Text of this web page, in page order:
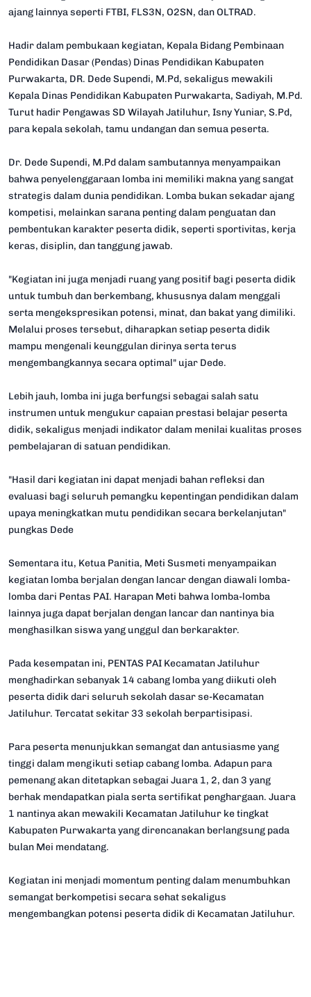
ajang lainnya seperti FTBI, FLS3N, O2SN, dan OLTRAD.
Hadir dalam pembukaan kegiatan, Kepala Bidang Pembinaan
Pendidikan Dasar (Pendas) Dinas Pendidikan Kabupaten
Purwakarta, DR. Dede Supendi, M.Pd, sekaligus mewakili
Kepala Dinas Pendidikan Kabupaten Purwakarta, Sadiyah, M.Pd.
Turut hadir Pengawas SD Wilayah Jatiluhur, Isny Yuniar, S.Pd,
para kepala sekolah, tamu undangan dan semua peserta.
Dr. Dede Supendi, M.Pd dalam sambutannya menyampaikan
bahwa penyelenggaraan lomba ini memiliki makna yang sangat
strategis dalam dunia pendidikan. Lomba bukan sekadar ajang
kompetisi, melainkan sarana penting dalam penguatan dan
pembentukan karakter peserta didik, seperti sportivitas, kerja
keras, disiplin, dan tanggung jawab.
"Kegiatan ini juga menjadi ruang yang positif bagi peserta didik
untuk tumbuh dan berkembang, khususnya dalam menggali
serta mengekspresikan potensi, minat, dan bakat yang dimiliki.
Melalui proses tersebut, diharapkan setiap peserta didik
mampu mengenali keunggulan dirinya serta terus
mengembangkannya secara optimal" ujar Dede.
Lebih jauh, lomba ini juga berfungsi sebagai salah satu
instrumen untuk mengukur capaian prestasi belajar peserta
didik, sekaligus menjadi indikator dalam menilai kualitas proses
pembelajaran di satuan pendidikan.
"Hasil dari kegiatan ini dapat menjadi bahan refleksi dan
evaluasi bagi seluruh pemangku kepentingan pendidikan dalam
upaya meningkatkan mutu pendidikan secara berkelanjutan"
pungkas Dede
Sementara itu, Ketua Panitia, Meti Susmeti menyampaikan
kegiatan lomba berjalan dengan lancar dengan diawali lomba-
lomba dari Pentas PAI. Harapan Meti bahwa lomba-lomba
lainnya juga dapat berjalan dengan lancar dan nantinya bia
menghasilkan siswa yang unggul dan berkarakter.
Pada kesempatan ini, PENTAS PAI Kecamatan Jatiluhur
menghadirkan sebanyak 14 cabang lomba yang diikuti oleh
peserta didik dari seluruh sekolah dasar se-Kecamatan
Jatiluhur. Tercatat sekitar 33 sekolah berpartisipasi.
Para peserta menunjukkan semangat dan antusiasme yang
tinggi dalam mengikuti setiap cabang lomba. Adapun para
pemenang akan ditetapkan sebagai Juara 1, 2, dan 3 yang
berhak mendapatkan piala serta sertifikat penghargaan. Juara
1 nantinya akan mewakili Kecamatan Jatiluhur ke tingkat
Kabupaten Purwakarta yang direncanakan berlangsung pada
bulan Mei mendatang.
Kegiatan ini menjadi momentum penting dalam menumbuhkan
semangat berkompetisi secara sehat sekaligus
mengembangkan potensi peserta didik di Kecamatan Jatiluhur.